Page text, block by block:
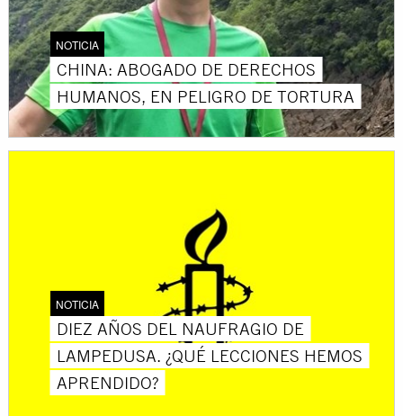
NOTICIA
CHINA: ABOGADO DE DERECHOS
HUMANOS, EN PELIGRO DE TORTURA
NOTICIA
DIEZ AÑOS DEL NAUFRAGIO DE
LAMPEDUSA. ¿QUÉ LECCIONES HEMOS
APRENDIDO?